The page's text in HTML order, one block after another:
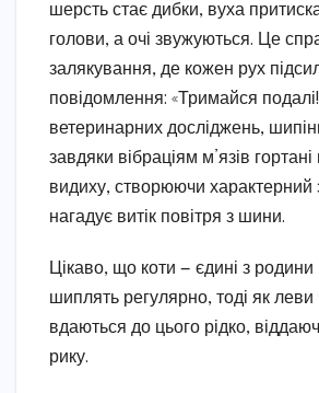
шерсть стає дибки, вуха
голови, а очі звужуються. Це
залякування, де кожен рух
повідомлення: «Тримайся
ветеринарних досліджень,
завдяки вібраціям м’язів гортані
видиху, створюючи характерний
нагадує витік повітря з шини.
Цікаво, що коти — єдині з родини
шиплять регулярно, тоді як леви
вдаються до цього рідко,
рику.